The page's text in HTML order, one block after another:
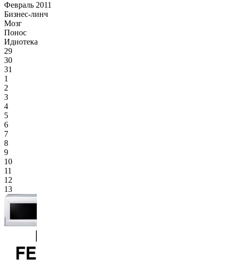
Февраль 2011
Бизнес-линч
Мозг
Понос
Идиотека
29
30
31
1
2
3
4
5
6
7
8
9
10
11
12
13